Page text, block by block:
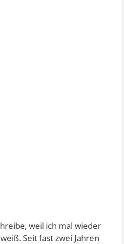
weil ich mal wieder
Seit fast zwei Jahren